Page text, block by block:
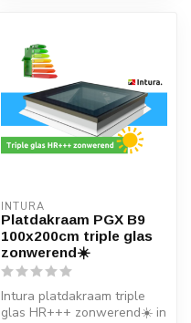
INTURA
Platdakraam PGX B9
100x200cm triple glas
zonwerend☀️
Intura platdakraam triple
glas HR+++ zonwerend☀️ in